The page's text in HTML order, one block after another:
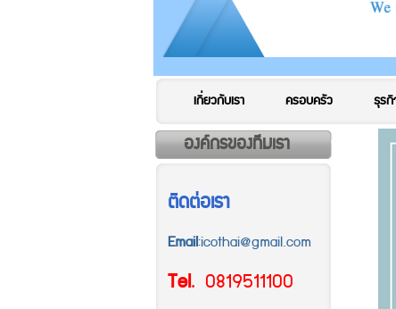
เกี่ยวกับเรา ครอบครัว ธุร
องค์กรของทีมเรา
ติดต่อเรา
Email:icothai@gmail.com
Tel. 0819511100